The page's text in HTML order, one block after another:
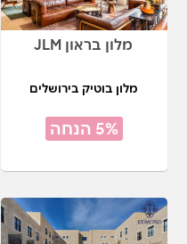
מלון בראון JLM
מלון בוטיק בירושלים
5% הנחה